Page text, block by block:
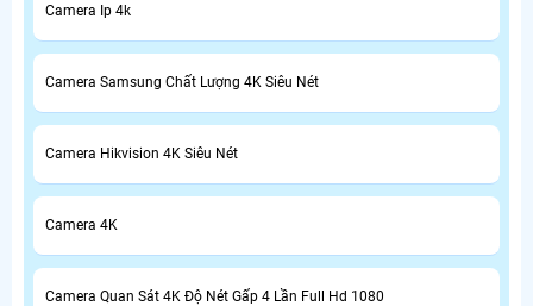
Camera Ip 4k
Camera Samsung Chất Lượng 4K Siêu Nét
Camera Hikvision 4K Siêu Nét
Camera 4K
Camera Quan Sát 4K Độ Nét Gấp 4 Lần Full Hd 1080